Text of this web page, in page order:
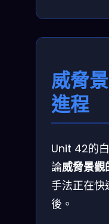
威脅
進程
Unit 42的
論威脅景觀
手法正在快
後。